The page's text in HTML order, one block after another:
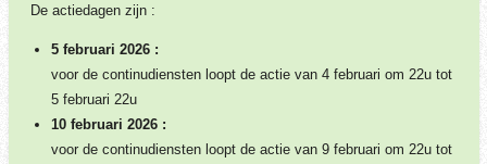
De actiedagen zijn :
5 februari 2026 :
voor de continudiensten loopt de actie van 4 februari om 22u tot
5 februari 22u
10 februari 2026 :
voor de continudiensten loopt de actie van 9 februari om 22u tot